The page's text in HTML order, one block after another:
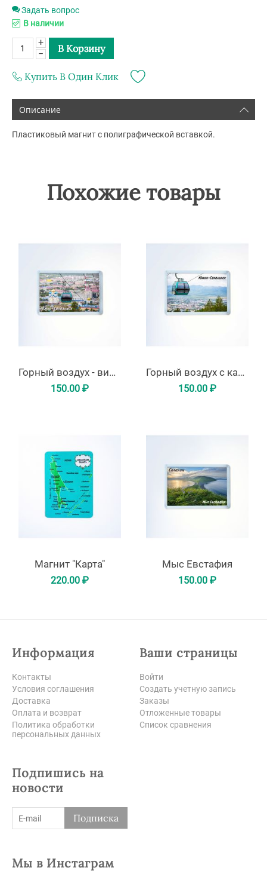
Задать вопрос
В наличии
+
−
В Корзину
Купить В Один Клик
Описание
Пластиковый магнит с полиграфической вставкой.
Похожие товары
Горный воздух - вид на город
150.00 ₽
Горный воздух с канаткой
150.00 ₽
Магнит "Карта"
220.00 ₽
Мыс Евстафия
150.00 ₽
Информация
Контакты
Условия соглашения
Доставка
Оплата и возврат
Политика обработки
персональных данных
Ваши страницы
Войти
Создать учетную запись
Заказы
Отложенные товары
Список сравнения
Подпишись на
новости
Подписка
Мы в Инстаграм